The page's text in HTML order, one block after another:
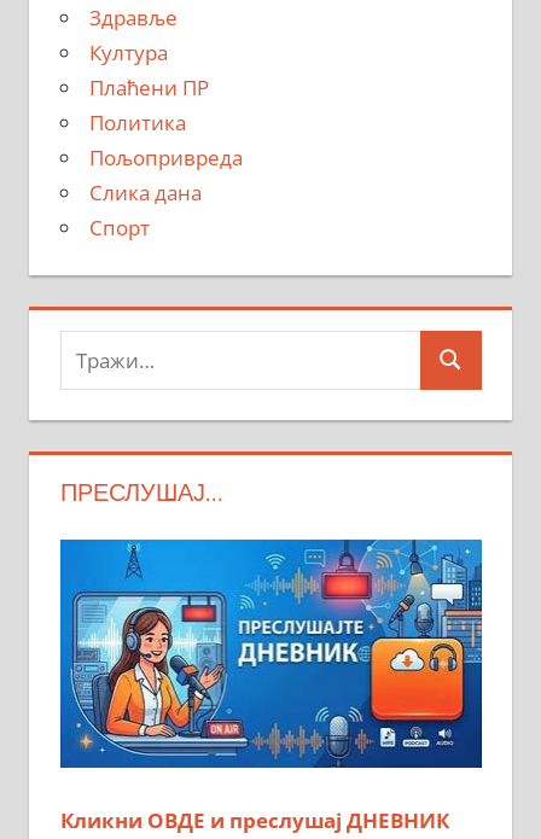
Здравље
Култура
Плаћени ПР
Политика
Пољопривреда
Слика дана
Спорт
Тражи:
Search
ПРЕСЛУШАЈ…
Кликни ОВДЕ и преслушај ДНЕВНИК